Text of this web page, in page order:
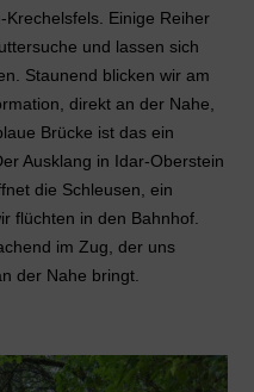
Einige Reiher
und lassen sich
Staunend blicken wir am
direkt an der Nahe,
Brücke ist das ein
Ausklang in Idar-Oberstein
die Schleusen, ein
flüchten in den Bahnhof.
im Zug, der uns
der Nahe bringt.